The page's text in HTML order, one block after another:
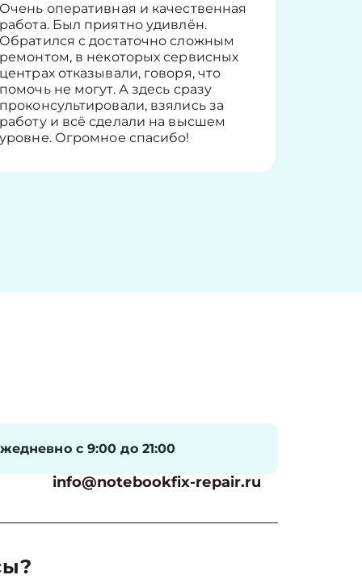
Очень оперативная и качественная
работа. Был приятно удивлён.
Обратился с достаточно сложным
ремонтом, в некоторых сервисных
центрах отказывали, говоря, что
помочь не могут. А здесь сразу
проконсультировали, взялись за
работу и всё сделали на высшем
уровне. Огромное спасибо!
с 9:00 до 21:00
info@notebookfix-repair.ru